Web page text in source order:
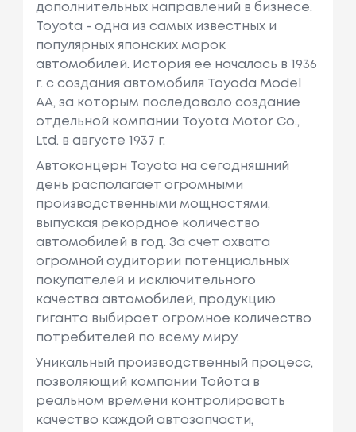
дополнительных направлений в бизнесе.
Toyota - одна из самых известных и
популярных японских марок
автомобилей. История ее началась в 1936
г. с создания автомобиля Toyoda Model
AA, за которым последовало создание
отдельной компании Toyota Motor Co.,
Ltd. в августе 1937 г.
Автоконцерн Toyota на сегодняшний
день располагает огромными
производственными мощностями,
выпуская рекордное количество
автомобилей в год. За счет охвата
огромной аудитории потенциальных
покупателей и исключительного
качества автомобилей, продукцию
гиганта выбирает огромное количество
потребителей по всему миру.
Уникальный производственный процесс,
позволяющий компании Тойота в
реальном времени контролировать
качество каждой автозапчасти,